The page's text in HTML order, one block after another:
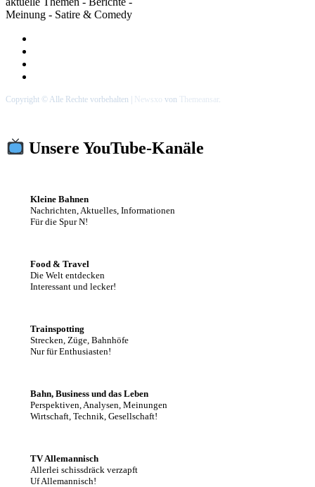
Meinung - Satire & Comedy
Copyright © Alle Rechte vorbehalten Newsxo von Themeansar.
Unsere YouTube-Kanäle
Kleine Bahnen
Nachrichten, Aktuelles, Informationen
Für die Spur N!
Food & Travel
Die Welt entdecken
Interessant und lecker!
Trainspotting
Strecken, Züge, Bahnhöfe
Nur für Enthusiasten!
Bahn, Business und das Leben
Perspektiven, Analysen, Meinungen
Wirtschaft, Technik, Gesellschaft!
TV Allemannisch
Allerlei schissdräck verzapft
Uf Allemannisch!